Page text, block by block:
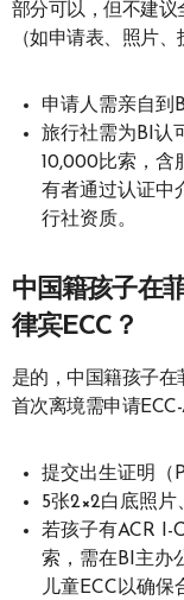
部分可以，但不建议
（如申请表、照片
申请人需亲自到
旅行社需为BI认
10,000比索，含
有者通过认证中
行社资质。
中国籍孩子在
律宾ECC？
是的，中国籍孩子在
首次离境需申请ECC-
提交出生证明（
5张2×2白底照片
若孩子有ACR I-
索，需在BI主办
儿童ECC以确保